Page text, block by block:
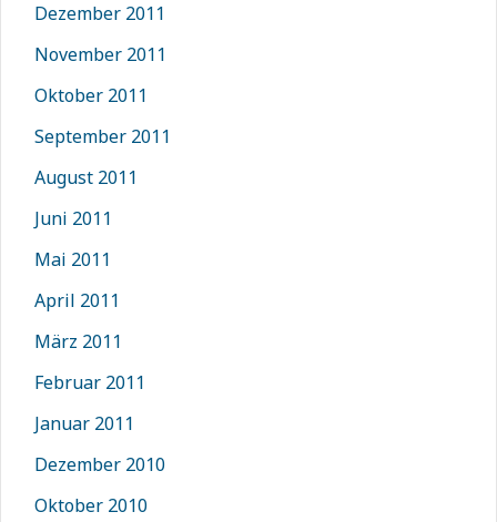
Dezember 2011
November 2011
Oktober 2011
September 2011
August 2011
Juni 2011
Mai 2011
April 2011
März 2011
Februar 2011
Januar 2011
Dezember 2010
Oktober 2010